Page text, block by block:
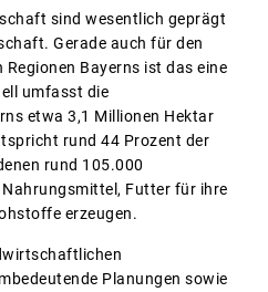
sind wesentlich geprägt
Gerade auch für den
Bayerns ist das eine
umfasst die
etwa 3,1 Millionen Hektar
rund 44 Prozent der
rund 105.000
Futter für ihre
erzeugen.
Planungen sowie